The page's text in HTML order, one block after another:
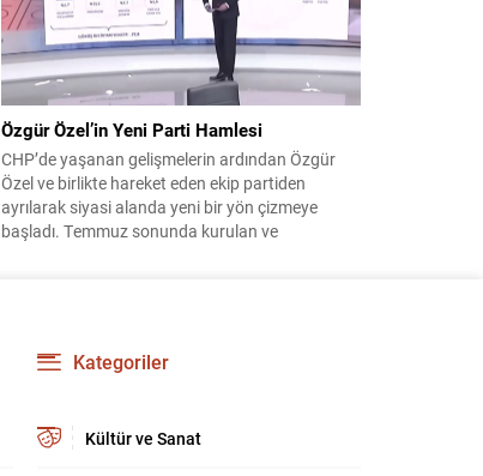
Özgür Özel’in Yeni Parti Hamlesi
CHP’de yaşanan gelişmelerin ardından Özgür
Özel ve birlikte hareket eden ekip partiden
ayrılarak siyasi alanda yeni bir yön çizmeye
başladı. Temmuz sonunda kurulan ve
bulduğu iddiaları gündemi...
Kategoriler
Kültür ve Sanat